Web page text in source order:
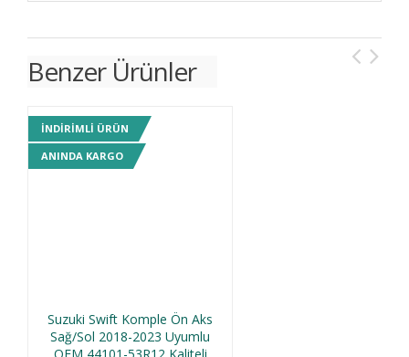
Benzer Ürünler
INDIRIMLI ÜRÜN
ANINDA KARGO
Suzuki Swift Komple Ön Aks
Sağ/Sol 2018-2023 Uyumlu